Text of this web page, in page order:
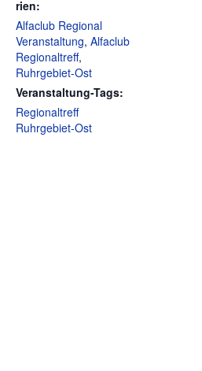
rien:
Alfaclub Regional
Veranstaltung, Alfaclub
Regionaltreff,
Ruhrgebiet-Ost
Veranstaltung-Tags:
Regionaltreff
Ruhrgebiet-Ost